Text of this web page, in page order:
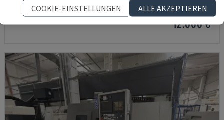
DEUTSCHLAND 2018
12.000 €
COOKIE-EINSTELLUNGEN
ALLE AKZEPTIEREN